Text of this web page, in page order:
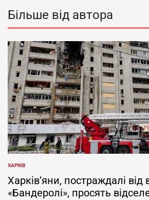
Більше від автора
ОПУБЛІКУВАТИ
У
ХАРКІВ
Харків’яни, постраждалі від
«Бандеролі», просять